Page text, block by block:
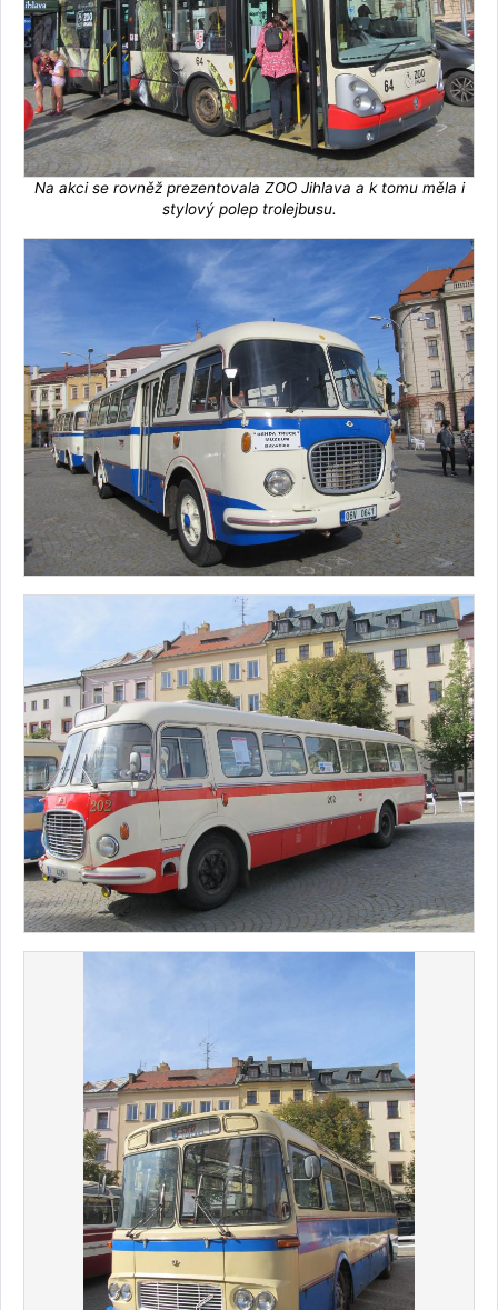
Na akci se rovněž prezentovala ZOO Jihlava a k tomu měla i
stylový polep trolejbusu.